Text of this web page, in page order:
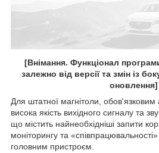
[Внімання. Функціонал
залежно від версії та змін із
оновлення]
Для штатної магнітоли, обов'язковим
висока якість вихідного сигналу та
що містить найнеобхідніші запити
моніторингу та
головним пристроєм.